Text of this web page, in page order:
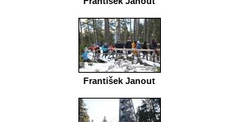
František Janout